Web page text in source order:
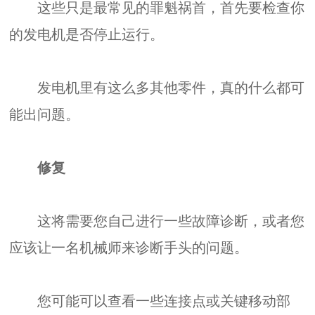
这些只是最常见的罪魁祸首，首先要检查你
的发电机是否停止运行。
发电机里有这么多其他零件，真的什么都可
能出问题。
修复
这将需要您自己进行一些故障诊断，或者您
应该让一名机械师来诊断手头的问题。
您可能可以查看一些连接点或关键移动部